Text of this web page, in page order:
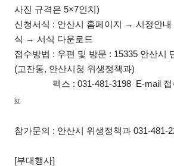
사진 규격은 5×7인치)
신청서식 : 안산시 홈페이지 → 시정안
식 → 서식 다운로드
접수방법 : 우편 및 방문 : 15335 안산시
(고잔동, 안산시청 위생정책과)
팩스 : 031-481-3198 E-mail 접
kr
참가문의 : 안산시 위생정책과 031-481-
[부대행사]